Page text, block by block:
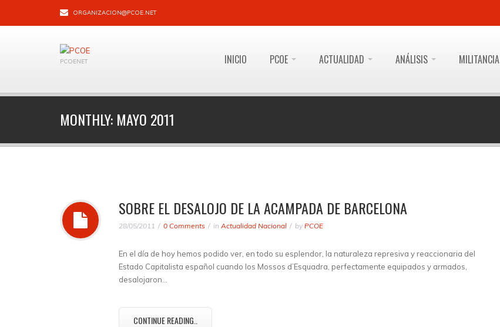
ORGANIZACION@PCOE.NET
PCOENET INICIO PCOE ACTUALIDAD ANÁLISIS MILITANCIA
MONTHLY: MAYO 2011
SOBRE EL DESALOJO DE LA ACAMPADA DE BARCELONA
28/05/2011 0 Comments in Actualidad Nacional by PCOE
En el día de hoy hemos podido ver, en todo su esplendor, la naturaleza represiva y reaccionaria del
Estado Capitalista español cuando los Mossos d’Esquadra, perfectamente equipados y armados,
desalojaron…
CONTINUE READING..